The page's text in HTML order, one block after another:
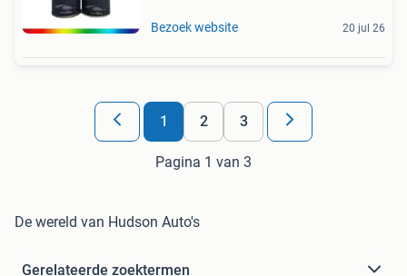
Bezoek website 20 jul 26
1 2 3
Pagina 1 van 3
De wereld van Hudson Auto's
Gerelateerde zoektermen